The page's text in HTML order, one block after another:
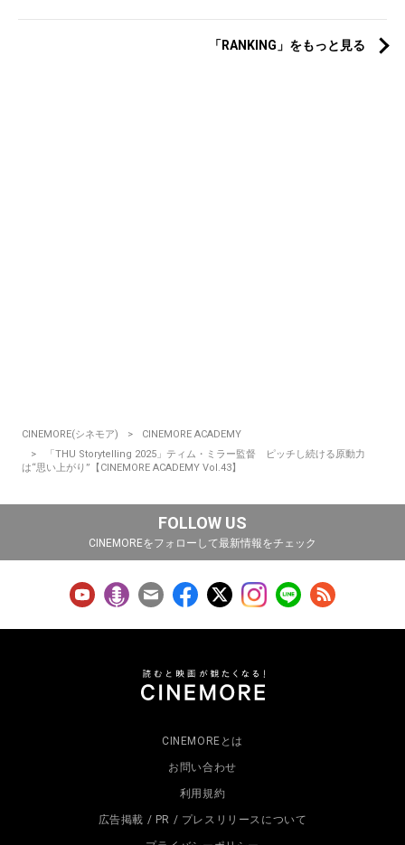
「RANKING」をもっと見る
CINEMORE(シネモア)
CINEMORE ACADEMY
「THU Storytelling 2025」ティム・ミラー監督 ピッチし続ける原動力
は“思い上がり”【CINEMORE ACADEMY Vol.43】
FOLLOW US
CINEMOREをフォローして最新情報をチェック
CINEMOREとは
お問い合わせ
利用規約
広告掲載 / PR / プレスリリースについて